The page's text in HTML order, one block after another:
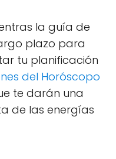
la guía de
plazo para
tu planificación
del Horóscopo
te darán una
de las energías